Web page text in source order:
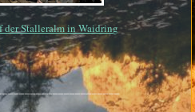
der Stalleralm in Waidring